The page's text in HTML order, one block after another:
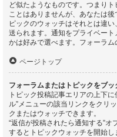
ど似たようなものです。つまり
ことはありませんが、あなたは
ピックのウォッチはそれとは違
送られます。通知をプライベー
かは好みで選べます。フォーラム
ページトップ
フォーラムまたはトピックをブッ
トピック投稿記事エリアの上下
ル”メニューの該当リンクをクリ
クまたはウォッチできます。
“返信が投稿されたら通知する”
するとトピックウォッチを開始し